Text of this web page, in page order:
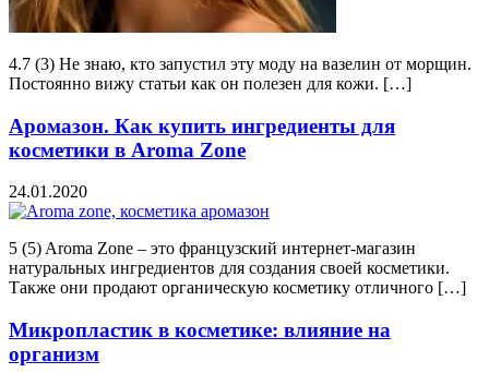
4.7 (3) Не знаю, кто запустил эту моду на вазелин от морщин.
Постоянно вижу статьи как он полезен для кожи. […]
Аромазон. Как купить ингредиенты для
косметики в Aroma Zone
24.01.2020
5 (5) Aroma Zone – это французский интернет-магазин
натуральных ингредиентов для создания своей косметики.
Также они продают органическую косметику отличного […]
Микропластик в косметике: влияние на
организм